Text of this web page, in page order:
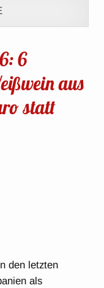
6
aus
statt
den letzten
als